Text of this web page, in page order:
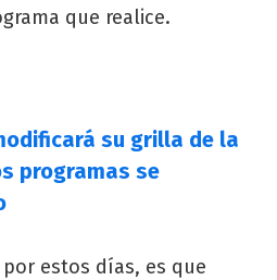
que realice.
su grilla de la
programas se
estos días, es que